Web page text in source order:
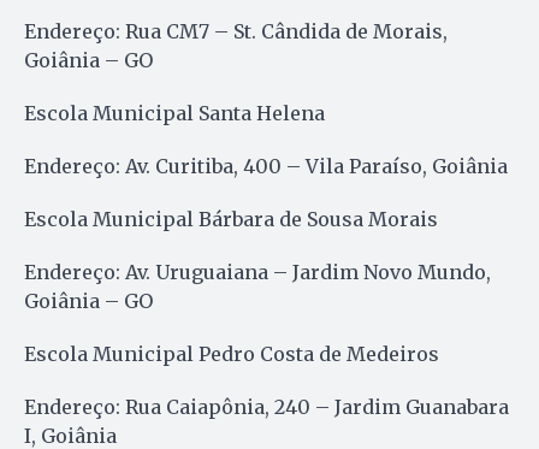
Endereço: Rua CM7 – St. Cândida de Morais,
Goiânia – GO
Escola Municipal Santa Helena
Endereço: Av. Curitiba, 400 – Vila Paraíso, Goiânia
Escola Municipal Bárbara de Sousa Morais
Endereço: Av. Uruguaiana – Jardim Novo Mundo,
Goiânia – GO
Escola Municipal Pedro Costa de Medeiros
Endereço: Rua Caiapônia, 240 – Jardim Guanabara
I, Goiânia